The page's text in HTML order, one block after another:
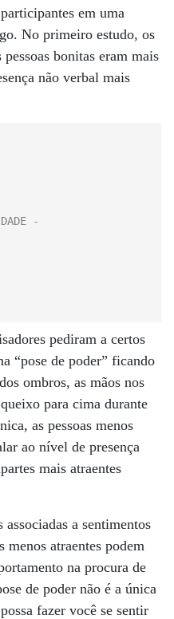
em uma
No primeiro estudo, os
bonitas eram mais
não verbal mais
pediram a certos
“pose de poder” ficando
ombros, as mãos nos
para cima durante
as pessoas menos
ao nível de presença
mais atraentes
a sentimentos
menos atraentes podem
na procura de
de poder não é a única
fazer você se sentir